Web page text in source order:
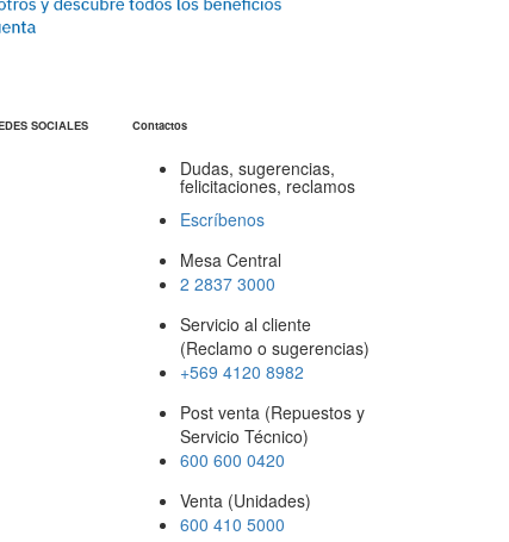
SOCIALES
Contactos
Dudas, sugerencias,
felicitaciones, reclamos
Escríbenos
Mesa Central
2 2837 3000
Servicio al cliente
(Reclamo o sugerencias)
+569 4120 8982
Post venta (Repuestos y
Servicio Técnico)
600 600 0420
Venta (Unidades)
600 410 5000